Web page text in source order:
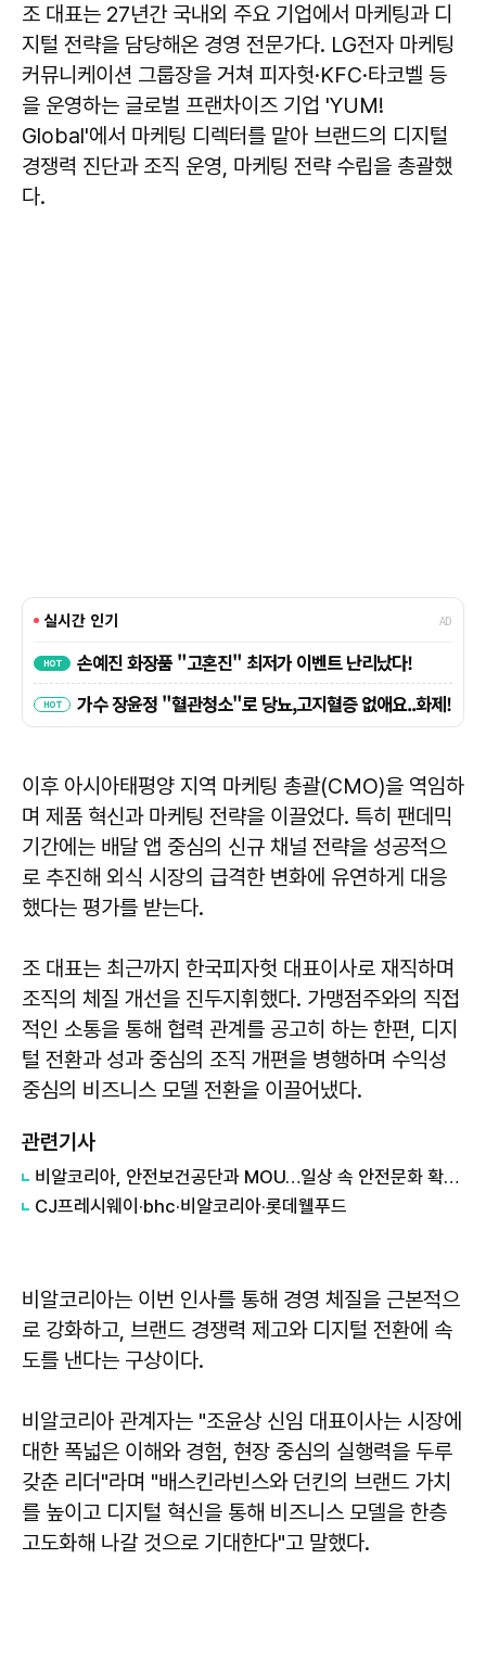
조 대표는 27년간 국내외 주요 기업에서 마케팅과 디
지털 전략을 담당해온 경영 전문가다. LG전자 마케팅
커뮤니케이션 그룹장을 거쳐 피자헛·KFC·타코벨 등
을 운영하는 글로벌 프랜차이즈 기업 'YUM!
Global'에서 마케팅 디렉터를 맡아 브랜드의 디지털
경쟁력 진단과 조직 운영, 마케팅 전략 수립을 총괄했
다.
이후 아시아태평양 지역 마케팅 총괄(CMO)을 역임하
며 제품 혁신과 마케팅 전략을 이끌었다. 특히 팬데믹
기간에는 배달 앱 중심의 신규 채널 전략을 성공적으
로 추진해 외식 시장의 급격한 변화에 유연하게 대응
했다는 평가를 받는다.
조 대표는 최근까지 한국피자헛 대표이사로 재직하며
조직의 체질 개선을 진두지휘했다. 가맹점주와의 직접
적인 소통을 통해 협력 관계를 공고히 하는 한편, 디지
털 전환과 성과 중심의 조직 개편을 병행하며 수익성
중심의 비즈니스 모델 전환을 이끌어냈다.
관련기사
비알코리아, 안전보건공단과 MOU…일상 속 안전문화 확산 나선다
CJ프레시웨이·bhc·비알코리아·롯데웰푸드
비알코리아는 이번 인사를 통해 경영 체질을 근본적으
로 강화하고, 브랜드 경쟁력 제고와 디지털 전환에 속
도를 낸다는 구상이다.
비알코리아 관계자는 "조윤상 신임 대표이사는 시장에
대한 폭넓은 이해와 경험, 현장 중심의 실행력을 두루
갖춘 리더"라며 "배스킨라빈스와 던킨의 브랜드 가치
를 높이고 디지털 혁신을 통해 비즈니스 모델을 한층
고도화해 나갈 것으로 기대한다"고 말했다.